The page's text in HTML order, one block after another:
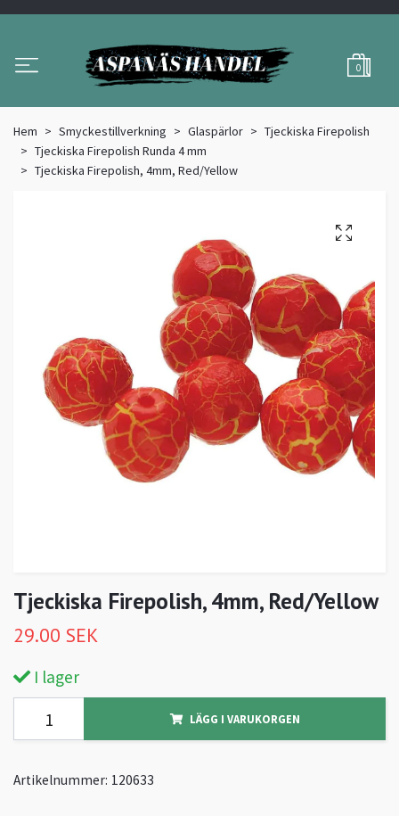
0
Hem Smyckestillverkning Glaspärlor
Tjeckiska Firepolish
Tjeckiska Firepolish Runda 4 mm
Tjeckiska Firepolish, 4mm, Red/Yellow
Tjeckiska Firepolish, 4mm, Red/Yellow
29.00 SEK
I lager
LÄGG I VARUKORGEN
Artikelnummer: 120633